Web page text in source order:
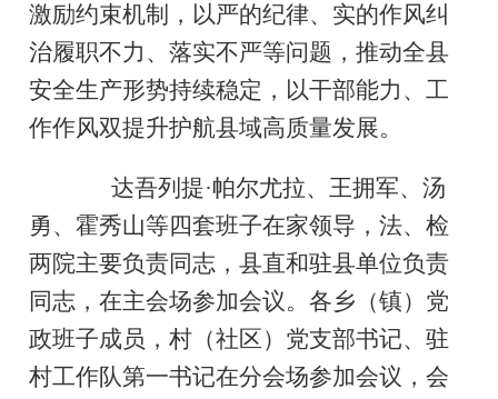
激励约束机制，以严的纪律、实的作风纠
治履职不力、落实不严等问题，推动全县
安全生产形势持续稳定，以干部能力、工
作作风双提升护航县域高质量发展。
达吾列提·帕尔尤拉、王拥军、汤
勇、霍秀山等四套班子在家领导，法、检
两院主要负责同志，县直和驻县单位负责
同志，在主会场参加会议。各乡（镇）党
政班子成员，村（社区）党支部书记、驻
村工作队第一书记在分会场参加会议，会